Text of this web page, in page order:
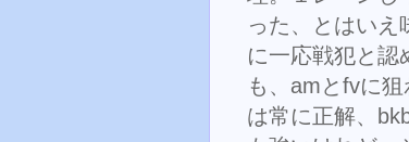
った、とはい
に一応戦犯と認
も、amとfvに
は常に正解、